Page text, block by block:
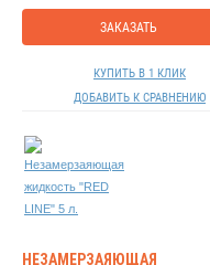
ЗАКАЗАТЬ
КУПИТЬ В 1 КЛИК
ДОБАВИТЬ К СРАВНЕНИЮ
НЕЗАМЕРЗАЯЮЩАЯ